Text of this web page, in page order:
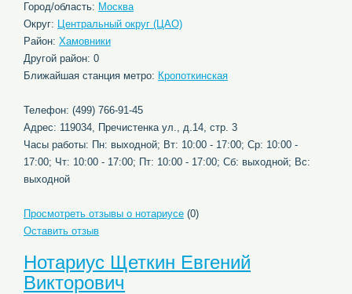
Город/область: Москва
Округ: Центральный округ (ЦАО)
Район: Хамовники
Другой район: 0
Ближайшая станция метро: Кропоткинская
Телефон: (499) 766-91-45
Адрес: 119034, Пречистенка ул., д.14, стр. 3
Часы работы: Пн: выходной; Вт: 10:00 - 17:00; Ср: 10:00 -
17:00; Чт: 10:00 - 17:00; Пт: 10:00 - 17:00; Сб: выходной; Вс:
выходной
Просмотреть отзывы о нотариусе (0)
Оставить отзыв
Нотариус Щеткин Евгений
Викторович